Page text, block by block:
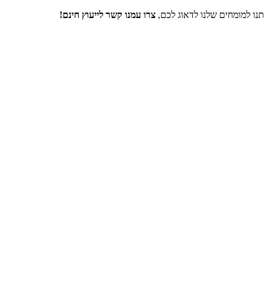
תנו למומחים שלנו לדאוג לכם, צרו עמנו קשר לייעוץ חינם!